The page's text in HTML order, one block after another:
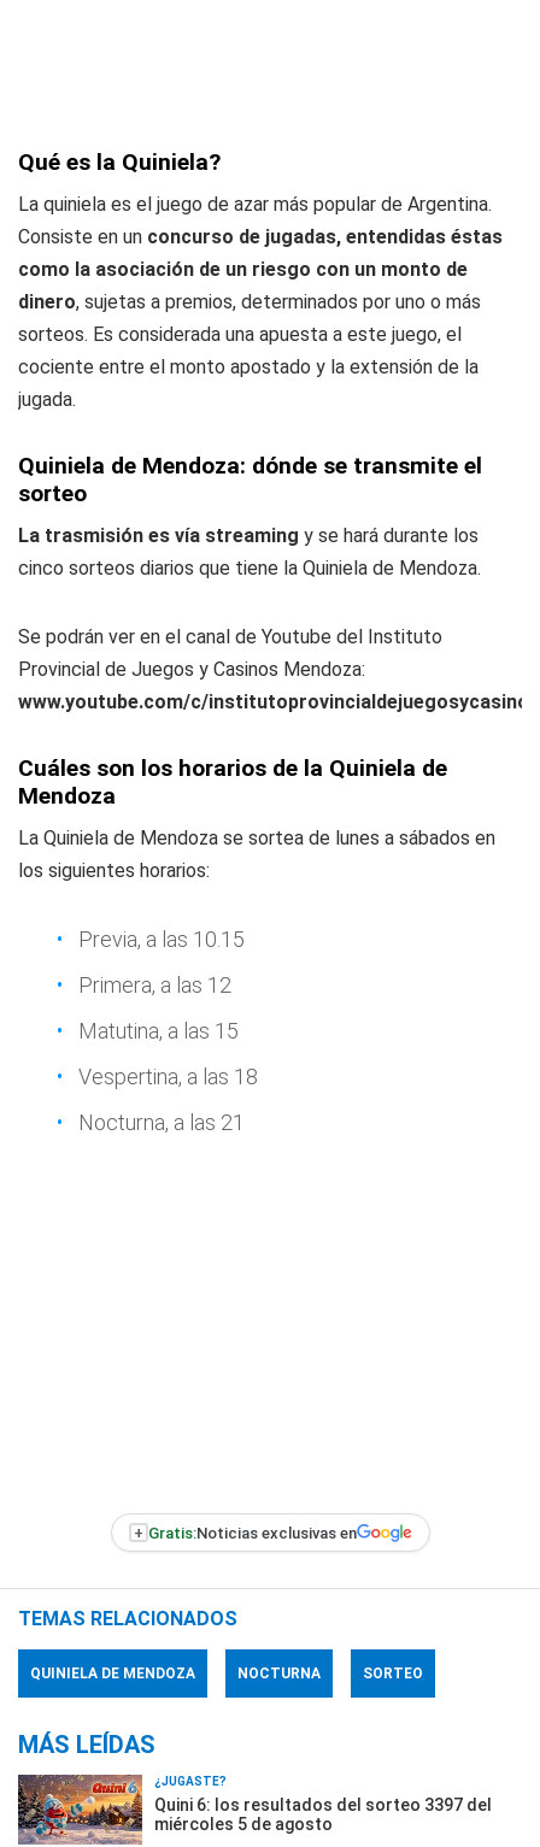
Qué es la Quiniela?
La quiniela es el juego de azar más popular de Argentina.
Consiste en un concurso de jugadas, entendidas éstas
como la asociación de un riesgo con un monto de
dinero, sujetas a premios, determinados por uno o más
sorteos. Es considerada una apuesta a este juego, el
cociente entre el monto apostado y la extensión de la
jugada.
Quiniela de Mendoza: dónde se transmite el
sorteo
La trasmisión es vía streaming y se hará durante los
cinco sorteos diarios que tiene la Quiniela de Mendoza.
Se podrán ver en el canal de Youtube del Instituto
Provincial de Juegos y Casinos Mendoza:
www.youtube.com/c/
Cuáles son los horarios de la Quiniela de
Mendoza
La Quiniela de Mendoza se sortea de lunes a sábados en
los siguientes horarios:
Previa, a las 10.15
Primera, a las 12
Matutina, a las 15
Vespertina, a las 18
Nocturna, a las 21
+ Gratis:Noticias exclusivas en
TEMAS RELACIONADOS
QUINIELA DE MENDOZA NOCTURNA SORTEO
MÁS LEÍDAS
¿JUGASTE?
Quini 6: los resultados del sorteo 3397 del
miércoles 5 de agosto